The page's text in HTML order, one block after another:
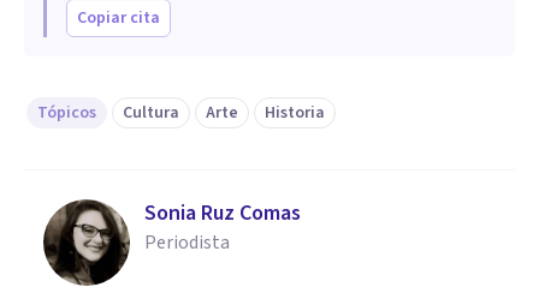
Copiar cita
Tópicos Cultura Arte Historia
Sonia Ruz Comas
Periodista